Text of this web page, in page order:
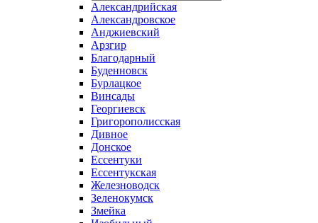
Александрийская
Александровское
Анджиевский
Арзгир
Благодарный
Буденновск
Бурлацкое
Винсады
Георгиевск
Григорополисская
Дивное
Донское
Ессентуки
Ессентукская
Железноводск
Зеленокумск
Змейка